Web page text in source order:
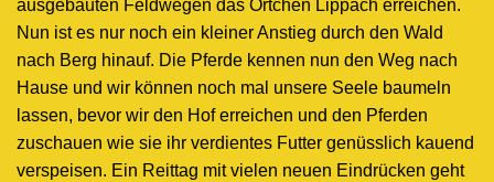
ausgebauten Feldwegen das Örtchen Lippach erreichen.
Nun ist es nur noch ein kleiner Anstieg durch den Wald
nach Berg hinauf. Die Pferde kennen nun den Weg nach
Hause und wir können noch mal unsere Seele baumeln
lassen, bevor wir den Hof erreichen und den Pferden
zuschauen wie sie ihr verdientes Futter genüsslich kauend
verspeisen. Ein Reittag mit vielen neuen Eindrücken geht